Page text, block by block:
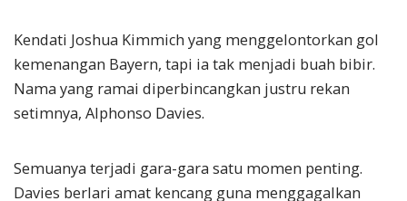
Kendati Joshua Kimmich yang menggelontorkan gol
kemenangan Bayern, tapi ia tak menjadi buah bibir.
Nama yang ramai diperbincangkan justru rekan
setimnya, Alphonso Davies.
Semuanya terjadi gara-gara satu momen penting.
Davies berlari amat kencang guna menggagalkan